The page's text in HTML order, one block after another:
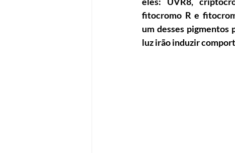
fitocromo R e
um desses pigmentos
luz irão induzir